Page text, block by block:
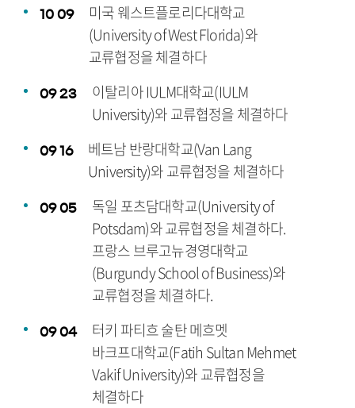
10 09
미국 웨스트플로리다대학교
(University of West Florida)와
교류협정을 체결하다
0923
이탈리아 IULM대학교(IULM
University)와 교류협정을 체결하다
0916
베트남 반랑대학교(Van Lang
University)와 교류협정을 체결하다
0905
독일 포츠담대학교(University of
Potsdam)와 교류협정을 체결하다.
프랑스 브루고뉴경영대학교
(Burgundy School of Business)와
교류협정을 체결하다.
0904
터키 파티흐 술탄 메흐멧
바크프대학교(Fatih Sultan Mehmet
Vakif University)와 교류협정을
체결하다